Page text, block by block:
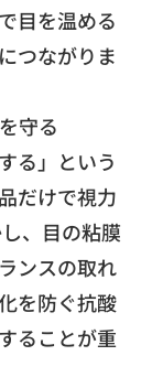
目を温める
つながりま
守る
る」という
だけで視力
、目の粘膜
ンスの取れ
を防ぐ抗酸
ることが重